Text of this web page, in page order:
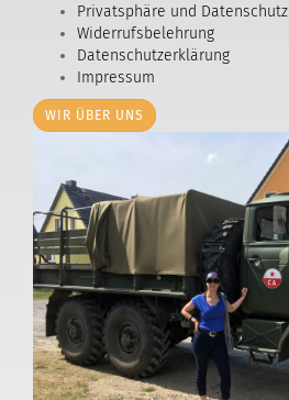
Privatsphäre und Datenschutz
Widerrufsbelehrung
Datenschutzerklärung
Impressum
WIR ÜBER UNS